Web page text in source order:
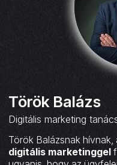
Török Balázs
Digitális marketing
Török Balázsnak
digitális marketinggel